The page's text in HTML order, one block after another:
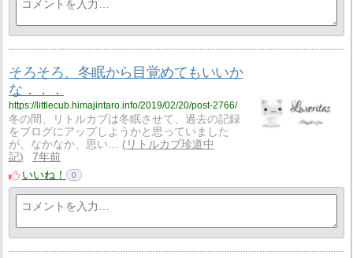
そろそろ、冬眠から目覚めてもいいか
な．．．
https://littlecub.himajintaro.info/2019/02/20/post-2766/
冬の間、リトルカブは冬眠させて、過去の記録
をブログにアップしようかと思っていました
が、なかなか、思い…
リトルカブ珍道中
記
7年前
いいね！
0